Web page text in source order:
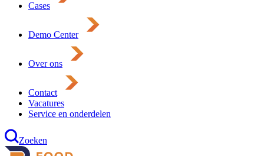
Cases
Demo Center
Over ons
Contact
Vacatures
Service en onderdelen
Zoeken